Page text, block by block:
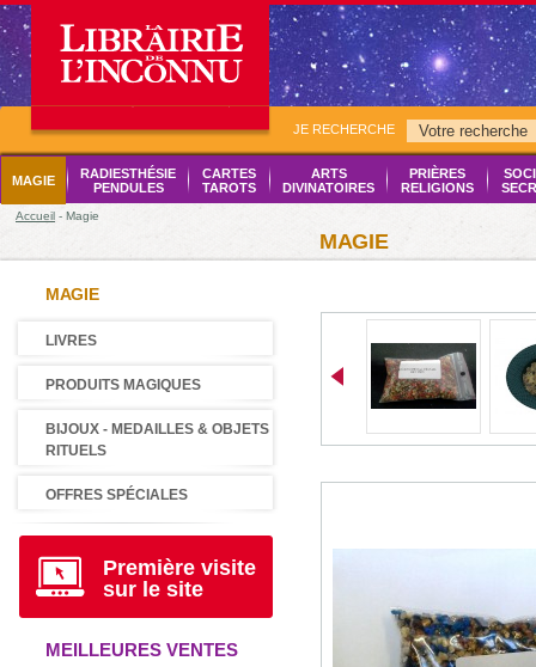
JE RECHERCHE
MAGIE
RADIESTHÉSIE
PENDULES
CARTES
TAROTS
ARTS
DIVINATOIRES
PRIÈRES
RELIGIONS
Accueil - Magie
MAGIE
MAGIE
LIVRES
PRODUITS MAGIQUES
BIJOUX - MEDAILLES & OBJETS
RITUELS
OFFRES SPÉCIALES
Première visite
sur le site
MEILLEURES VENTES